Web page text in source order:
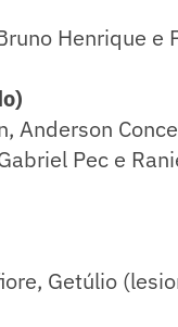
Henrique e
Anderson
Pec e
Getúlio